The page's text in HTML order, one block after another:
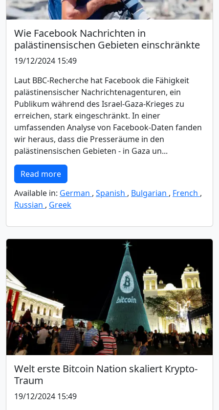
Wie Facebook Nachrichten in
palästinensischen Gebieten einschränkte
19/12/2024 15:49
Laut BBC-Recherche hat Facebook die Fähigkeit
palästinensischer Nachrichtenagenturen, ein
Publikum während des Israel-Gaza-Krieges zu
erreichen, stark eingeschränkt. In einer
umfassenden Analyse von Facebook-Daten fanden
wir heraus, dass die Presseräume in den
palästinensischen Gebieten - in Gaza un...
Read more
Available in: German , Spanish , Bulgarian , French ,
Russian , Greek
Welt erste Bitcoin Nation skaliert Krypto-
Traum
19/12/2024 15:49